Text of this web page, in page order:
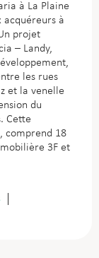
à La Plaine
acquéreurs à
projet
– Landy,
les rues
et la venelle
du
Cette
comprend 18
3F et